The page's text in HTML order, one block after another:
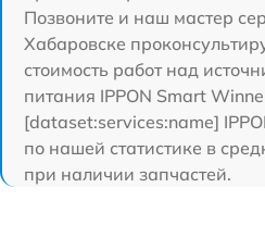
Позвоните и наш мастер
Хабаровске
стоимость работ над
питания IPPON Smart
[dataset:services:name]
по нашей статистике в
при наличии запчастей.